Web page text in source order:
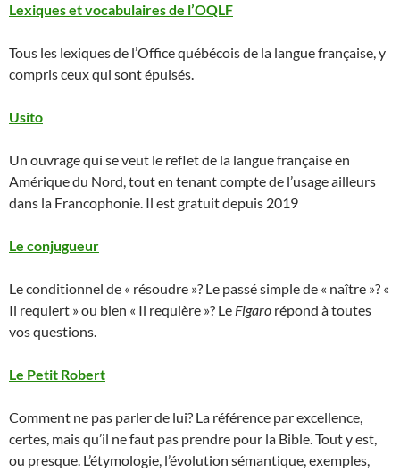
Lexiques et vocabulaires de l’OQLF
Tous les lexiques de l’Office québécois de la langue française, y
compris ceux qui sont épuisés.
Usito
Un ouvrage qui se veut le reflet de la langue française en
Amérique du Nord, tout en tenant compte de l’usage ailleurs
dans la Francophonie. Il est gratuit depuis 2019
Le conjugueur
Le conditionnel de « résoudre »? Le passé simple de « naître »? «
Il requiert » ou bien « Il requière »? Le Figaro répond à toutes
vos questions.
Le Petit Robert
Comment ne pas parler de lui? La référence par excellence,
certes, mais qu’il ne faut pas prendre pour la Bible. Tout y est,
ou presque. L’étymologie, l’évolution sémantique, exemples,